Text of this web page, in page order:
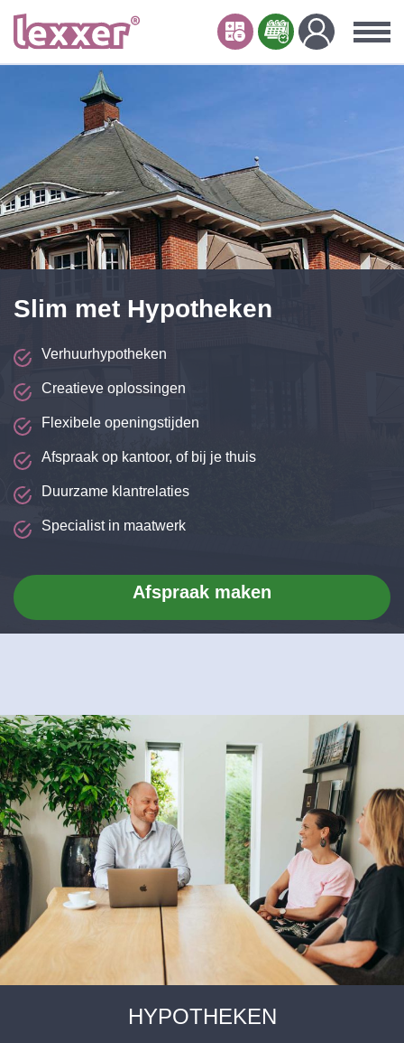
Slim met Hypotheken
Verhuurhypotheken
Creatieve oplossingen
Flexibele openingstijden
Afspraak op kantoor, of bij je thuis
Duurzame klantrelaties
Specialist in maatwerk
Afspraak maken
HYPOTHEKEN